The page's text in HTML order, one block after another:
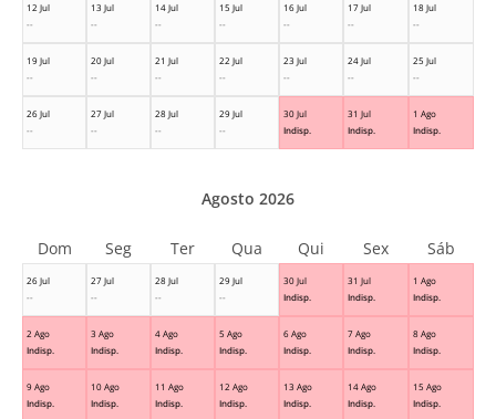
12 Jul
--
13 Jul
--
14 Jul
--
15 Jul
--
16 Jul
--
17 Jul
--
18 Jul
--
19 Jul
--
20 Jul
--
21 Jul
--
22 Jul
--
23 Jul
--
24 Jul
--
25 Jul
--
26 Jul
--
27 Jul
--
28 Jul
--
29 Jul
--
30 Jul
Indisp.
31 Jul
Indisp.
1 Ago
Indisp.
26 Jul
--
27 Jul
--
28 Jul
--
29 Jul
--
30 Jul
Indisp.
31 Jul
Indisp.
1 Ago
Indisp.
2 Ago
Indisp.
3 Ago
Indisp.
4 Ago
Indisp.
5 Ago
Indisp.
6 Ago
Indisp.
7 Ago
Indisp.
8 Ago
Indisp.
9 Ago
Indisp.
10 Ago
Indisp.
11 Ago
Indisp.
12 Ago
Indisp.
13 Ago
Indisp.
14 Ago
Indisp.
15 Ago
Indisp.
Agosto 2026
Dom Seg Ter Qua Qui Sex Sáb